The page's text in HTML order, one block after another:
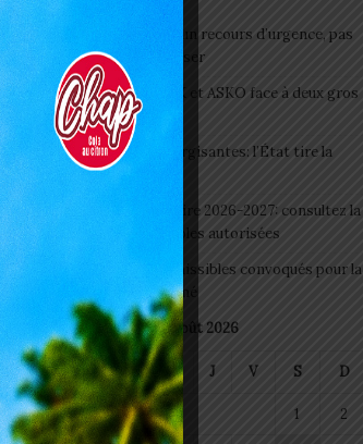
Pilule du lendemain : un recours d’urgence, pas
une habitude à banaliser
Interclubs CAF: ASCK et ASKO face à deux gros
morceaux
Togo/ Boissons énergisantes: l’État tire la
sonnette d’alarme
Togo/ Rentrée scolaire 2026-2027: consultez la
liste officielle des écoles autorisées
ESSAL 2026 : les admissibles convoqués pour la
visite médicale à Lomé
août 2026
L M M J V S D
1 2